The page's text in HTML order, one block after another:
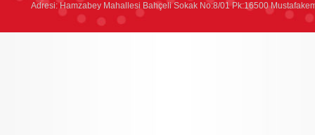
Adresi: Hamzabey Mahallesi Bahçeli Sokak No:8/01 Pk:16500